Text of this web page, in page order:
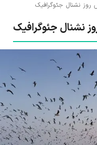
نشنال جئوگرافیک
جئوگرافیک